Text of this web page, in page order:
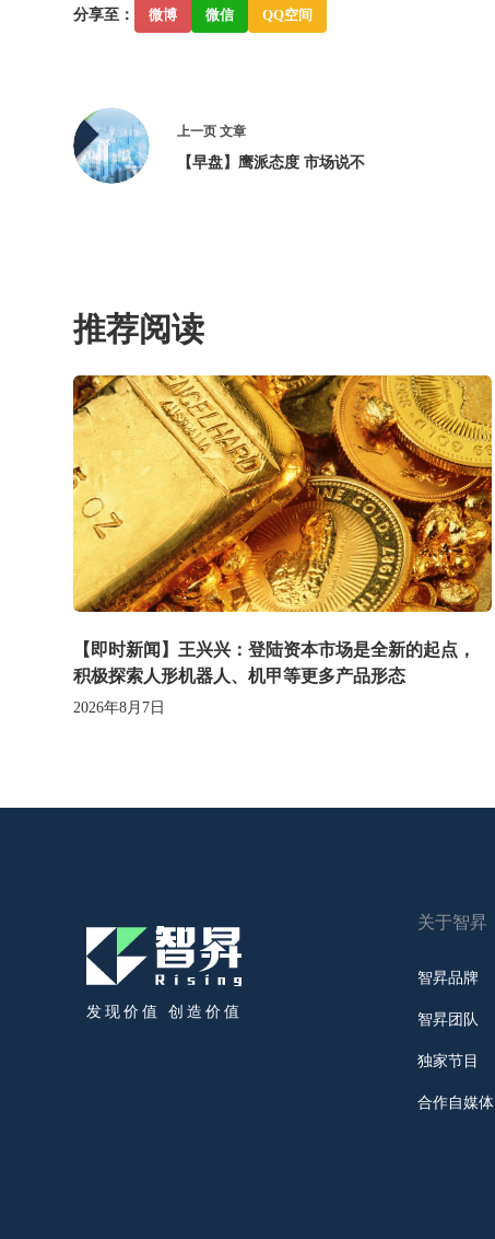
分享至： 微博 微信 QQ空间
上一页文章
【早盘】鹰派态度 市场说不
推荐阅读
【即时新闻】王兴兴：登陆资本市场是全新的起点，
积极探索人形机器人、机甲等更多产品形态
2026年8月7日
发现价值 创造价值
关于智昇
智昇品牌
智昇团队
独家节目
合作自媒体